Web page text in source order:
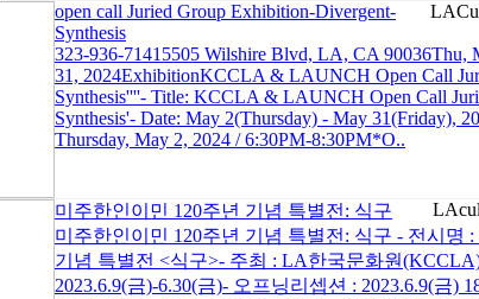
open call Juried Group Exhibition-Divergent-
Synthesis
323-936-71415505 Wilshire Blvd, LA, CA 90036Thu,
31, 2024ExhibitionKCCLA & LAUNCH Open Call
Synthesis''''- Title: KCCLA & LAUNCH Open Call
Synthesis'- Date: May 2(Thursday) - May 31(Friday),
Thursday, May 2, 2024 / 6:30PM-8:30PM*O..
미주한인이민 120주년 기념 특별전: 식구
미주한인이민 120주년 기념 특별전: 식구 - 전시명
기념 특별전 <식구>- 주최 : LA한국문화원
2023.6.9(금)-6.30(금)- 오프닝리셉션 : 2023.6.9(금)